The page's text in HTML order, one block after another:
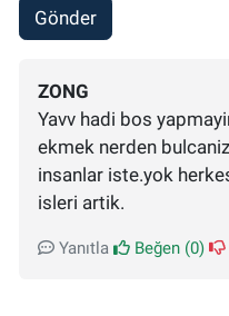
Gönder
ZONG
Yavv hadi bos
ekmek nerden
insanlar iste.yok
isleri artik.
Yanıtla Beğen (0)